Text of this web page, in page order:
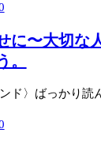
に〜大切な
。
ド〉ばっかり読